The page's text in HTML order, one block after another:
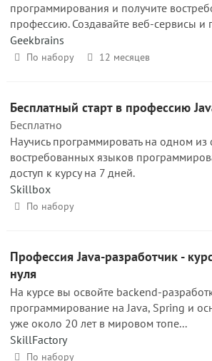
программирования и получите
профессию. Создавайте веб-сервисы и
Geekbrains
По набору 12 месяцев
Бесплатный старт в профессию
Бесплатно
Научись программировать на одном из
востребованных языков
доступ к курсу на 7 дней.
Skillbox
По набору
Профессия Java-разработчик -
нуля
На курсе вы освойте backend-
программирование на Java, Spring и
уже около 20 лет в мировом топе...
SkillFactory
По набору